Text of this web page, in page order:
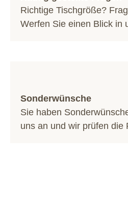
Richtige Tischgröße?
Werfen Sie einen Blick in
Sonderwünsche
Sie haben
uns an und wir prüfen die